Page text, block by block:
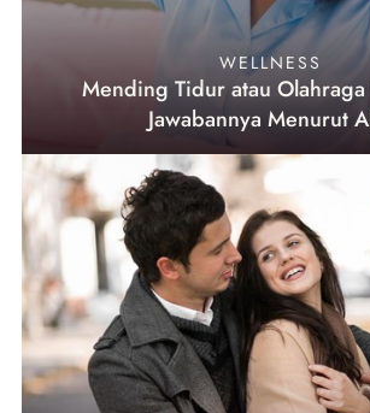
WELLNESS
Mending Tidur atau
Jawabannya Menurut